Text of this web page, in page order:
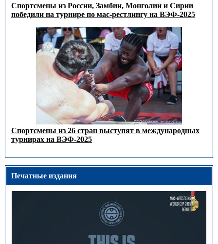
Спортсмены из России, Замбии, Монголии и Сирии
победили на турнире по мас-рестлингу на ВЭФ-2025
Спортсмены из 26 стран выступят в международных
турнирах на ВЭФ-2025
Печатные издания